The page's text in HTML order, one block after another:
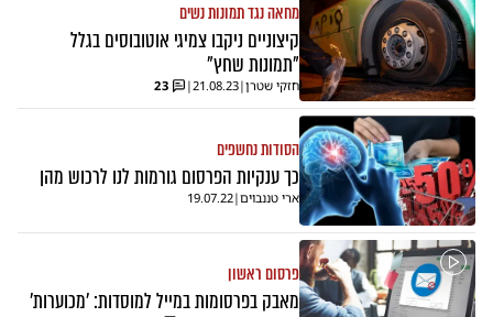
מחאה נגד תמונות נשים
קיצוניים ניקבו צמיגי אוטובוסים בגלל
"תמונות שחץ"
חזקי שטרן|
21.08.23
|
23
הסודות נחשפים
כך ענקיות הפרסום גורמות לנו לרכוש מהן
ארי טננבוים|
19.07.22
פרסום ראשון
מאבק בפרסומות במייל למוסדות: 'מכוערות'